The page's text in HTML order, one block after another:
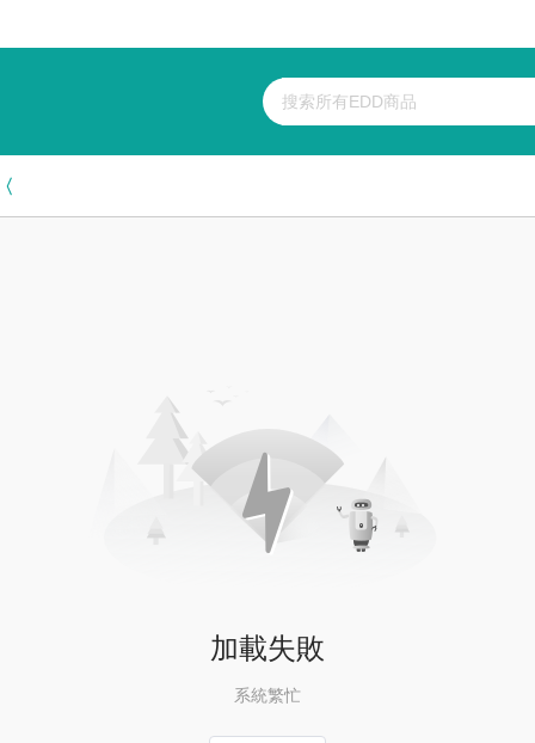
加載失敗
系統繁忙